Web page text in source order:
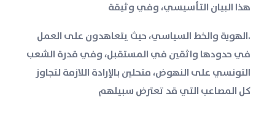
هذا البيان التأسيسي، وفي وثيقة
.الهوية والخط السياسي، حيث يتعاهدون على العمل
في حدودها واثقين في المستقبل، وفي قدرة الشعب
التونسي على النهوض، متحلين بالإرادة اللازمة لتجاوز
كل المصاعب التي قد تعترض سبيلهم